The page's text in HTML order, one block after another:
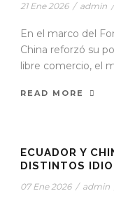
21 Ene 2026 / admin /
En el marco del
China reforzó su
libre comercio, el
READ MORE
ECUADOR Y
DISTINTOS
07 Ene 2026 / admin